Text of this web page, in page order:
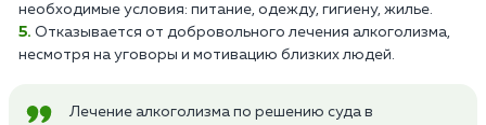
необходимые условия: питание, одежду, гигиену, жилье.
Отказывается от добровольного лечения алкоголизма,
несмотря на уговоры и мотивацию близких людей.
Лечение алкоголизма по решению суда в